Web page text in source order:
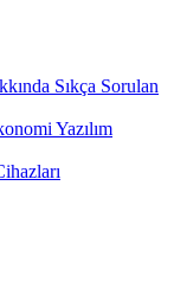
Sıkça Sorulan
Yazılım